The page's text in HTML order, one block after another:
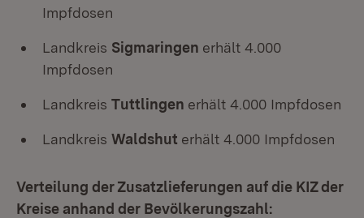
Impfdosen
Landkreis Sigmaringen erhält 4.000
Impfdosen
Landkreis Tuttlingen erhält 4.000 Impfdosen
Landkreis Waldshut erhält 4.000 Impfdosen
Verteilung der Zusatzlieferungen auf die KIZ der
Kreise anhand der Bevölkerungszahl: